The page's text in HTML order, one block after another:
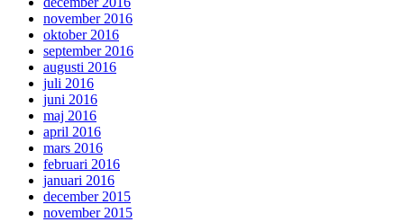
november 2016
oktober 2016
september 2016
augusti 2016
juli 2016
juni 2016
maj 2016
april 2016
mars 2016
februari 2016
januari 2016
december 2015
november 2015